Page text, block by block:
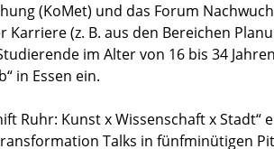
(KoMet) und das Forum
(z. B. aus den Bereichen
im Alter von 16 bis 34
in Essen ein.
Ruhr: Kunst x Wissenschaft x
Talks in fünfminütigen